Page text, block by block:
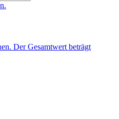
Der Gesamtwert beträgt